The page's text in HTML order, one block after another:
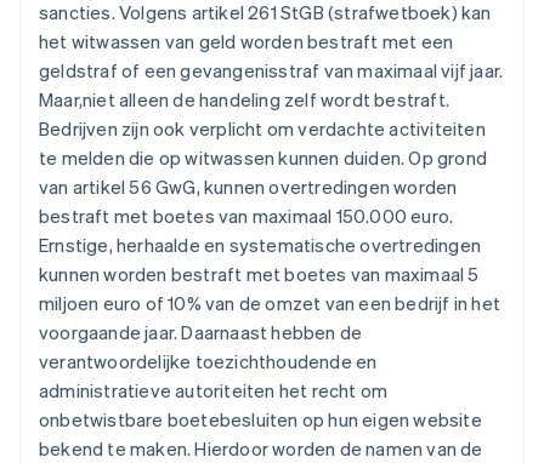
sancties. Volgens artikel 261 StGB (strafwetboek) kan
het witwassen van geld worden bestraft met een
geldstraf of een gevangenisstraf van maximaal vijf jaar.
Maar,niet alleen de handeling zelf wordt bestraft.
Bedrijven zijn ook verplicht om verdachte activiteiten
te melden die op witwassen kunnen duiden. Op grond
van artikel 56 GwG, kunnen overtredingen worden
bestraft met boetes van maximaal 150.000 euro.
Ernstige, herhaalde en systematische overtredingen
kunnen worden bestraft met boetes van maximaal 5
miljoen euro of 10% van de omzet van een bedrijf in het
voorgaande jaar. Daarnaast hebben de
verantwoordelijke toezichthoudende en
administratieve autoriteiten het recht om
onbetwistbare boetebesluiten op hun eigen website
bekend te maken. Hierdoor worden de namen van de